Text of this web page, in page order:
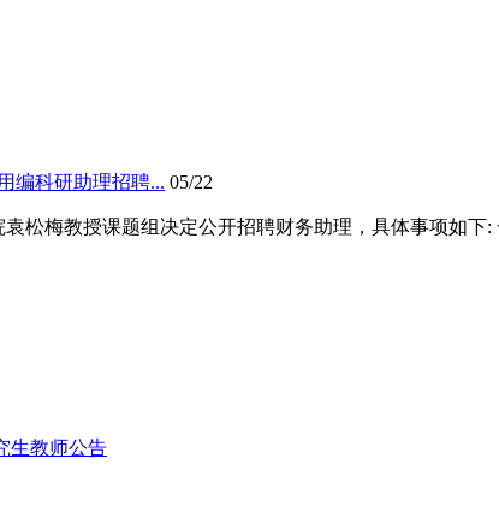
编科研助理招聘... 05/22
松梅教授课题组决定公开招聘财务助理，具体事项如
生教师公告